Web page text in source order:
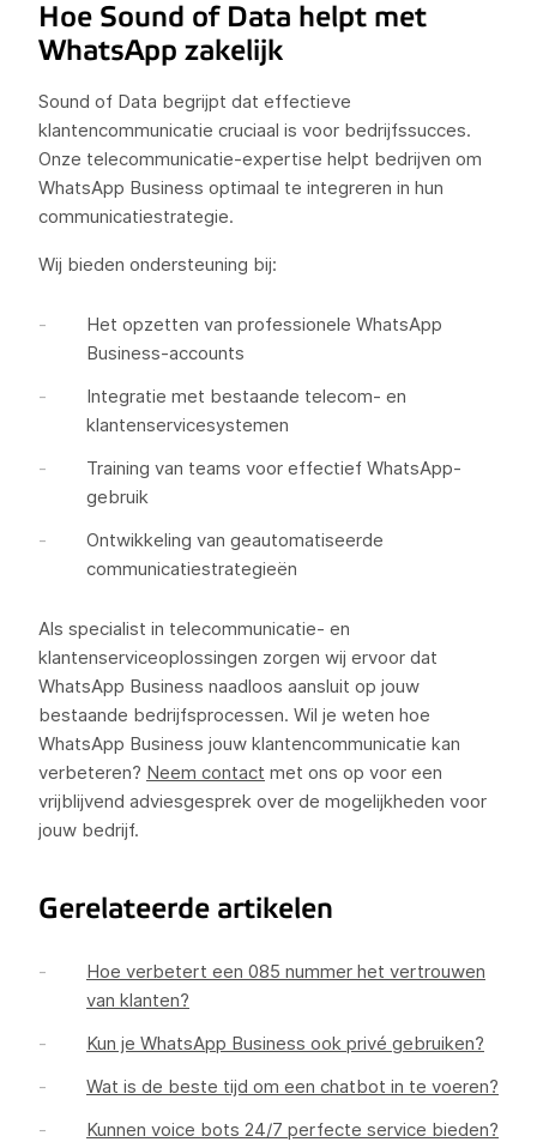
Hoe Sound of Data helpt met
WhatsApp zakelijk
Sound of Data begrijpt dat effectieve
klantencommunicatie cruciaal is voor bedrijfssucces.
Onze telecommunicatie-expertise helpt bedrijven om
WhatsApp Business optimaal te integreren in hun
communicatiestrategie.
Wij bieden ondersteuning bij:
Het opzetten van professionele WhatsApp
Business-accounts
Integratie met bestaande telecom- en
klantenservicesystemen
Training van teams voor effectief WhatsApp-
gebruik
Ontwikkeling van geautomatiseerde
communicatiestrategieën
Als specialist in telecommunicatie- en
klantenserviceoplossingen zorgen wij ervoor dat
WhatsApp Business naadloos aansluit op jouw
bestaande bedrijfsprocessen. Wil je weten hoe
WhatsApp Business jouw klantencommunicatie kan
verbeteren? Neem contact met ons op voor een
vrijblijvend adviesgesprek over de mogelijkheden voor
jouw bedrijf.
Gerelateerde artikelen
Hoe verbetert een 085 nummer het vertrouwen
van klanten?
Kun je WhatsApp Business ook privé gebruiken?
Wat is de beste tijd om een chatbot in te voeren?
Kunnen voice bots 24/7 perfecte service bieden?